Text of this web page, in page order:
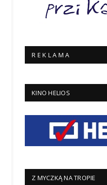
R E K L A M A
KINO HELIOS
Z MYCZKĄ NA TROPIE